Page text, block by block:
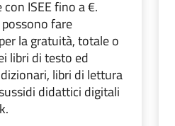
ISEE fino a €.
fare
la gratuità, totale o
libri di testo ed
libri di lettura
didattici digitali